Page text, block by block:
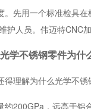
。先用一个标准检具
护人员。伟迈特CNC
学不锈钢零件为什
理解为什么光学不锈
约200GPa，远高于